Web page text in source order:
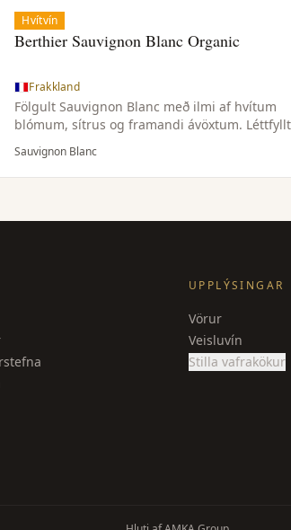
Hvítvín
Berthier Sauvignon Blanc Organic
Frakkland
Fölgult Sauvignon Blanc með ilmi af hvítum
blómum, sítrus og framandi ávöxtum.
þurrt og hressandi.
Sauvignon Blanc
UPPLÝSINGAR
Vörur
Veisluvín
Stilla vafrakökur